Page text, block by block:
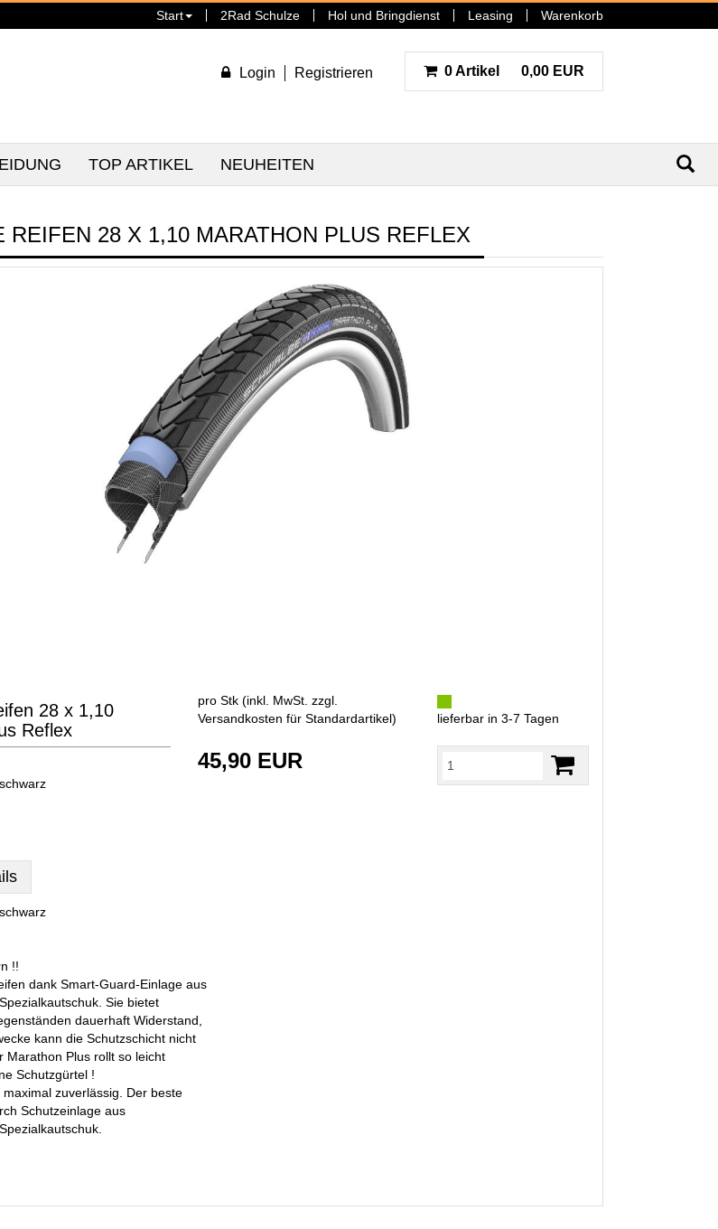
Start 2Rad Schulze Hol und Bringdienst Leasing Warenkorb
Login Registrieren 0 Artikel 0,00 EUR
TOP ARTIKEL NEUHEITEN
REIFEN 28 X 1,10 MARATHON PLUS REFLEX
28 x 1,10
Reflex
pro Stk (inkl. MwSt. zzgl.
Versandkosten für Standardartikel)
45,90 EUR
lieferbar in 3-7 Tagen
!!
dank Smart-Guard-Einlage aus
Sie bietet
dauerhaft Widerstand,
kann die Schutzschicht nicht
Marathon Plus rollt so leicht
Schutzgürtel !
zuverlässig. Der beste
Schutzeinlage aus